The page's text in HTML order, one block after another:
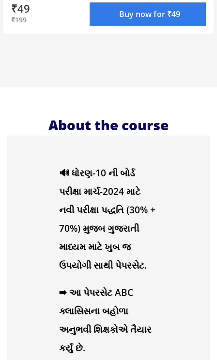
₹49
₹199
Buy now for ₹49
Instructor: Bharat Sir, Suresh Sir, Vivek Sir, Nikhil
Language: Gujarati
About the course
🔊 ધોરણ-10 ની બોર્ડ
પરીક્ષા માર્ચ-2024 માટે
નવી પરીક્ષા પદ્ધતિ (30% +
70%) મુજબ ગુજરાતી
માધ્યમ માટે ખુબ જ
ઉપયોગી સાથી પેપરસેટ.
➡ આ પેપરસેટ ABC
ક્લાસિસના બહોળા
અનુભવી શિક્ષકોએ તૈયાર
કર્યું છે.